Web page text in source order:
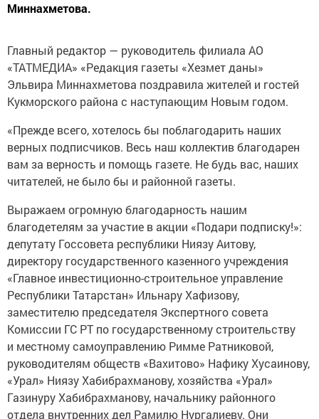
Миннахметова.
Главный редактор — руководитель филиала АО
«ТАТМЕДИА» «Редакция газеты «Хезмет даны»
Эльвира Миннахметова поздравила жителей и гостей
Кукморского района с наступающим Новым годом.
«Прежде всего, хотелось бы поблагодарить наших
верных подписчиков. Весь наш коллектив благодарен
вам за верность и помощь газете. Не будь вас, наших
читателей, не было бы и районной газеты.
Выражаем огромную благодарность нашим
благодетелям за участие в акции «Подари подписку!»:
депутату Госсовета республики Ниязу Аитову,
директору государственного казенного учреждения
«Главное инвестиционно-строительное управление
Республики Татарстан» Ильнару Хафизову,
заместителю председателя Экспертного совета
Комиссии ГС РТ по государственному строительству
и местному самоуправлению Римме Ратниковой,
руководителям обществ «Вахитово» Нафику Хусаинову,
«Урал» Ниязу Хабибрахманову, хозяйства «Урал»
Газинуру Хабибрахманову, начальнику районного
отдела внутренних дел Рамилю Нургалиеву. Они